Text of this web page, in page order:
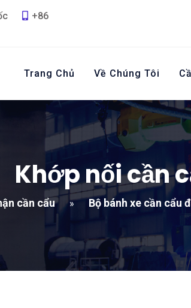
+86
Trang Chủ Về Chúng Tôi
Khớp nối cần
cần cẩu » Bộ bánh xe cần cẩu